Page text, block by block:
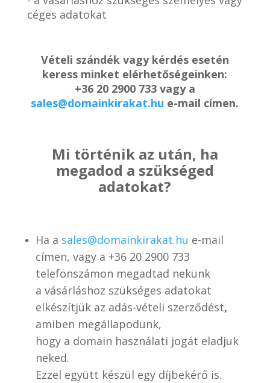
céges adatokat
Vételi szándék vagy kérdés esetén
keress minket elérhetőségeinken:
+36 20 2900 733 vagy a
sales@domainkirakat.hu e-mail címen.
Mi történik az után, ha
megadod a szükséged
adatokat?
Ha a sales@domainkirakat.hu e-mail
címen, vagy a +36 20 2900 733
telefonszámon megadtad nekünk
a vásárláshoz szükséges adatokat
elkészítjük az adás-vételi szerződést,
amiben megállapodunk,
hogy a domain használati jogát eladjuk
neked.
Ezzel együtt készül egy díjbekérő is.